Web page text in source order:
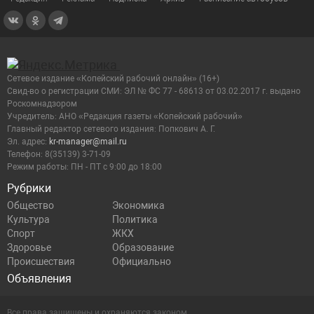
Рубрики
Общество
Экономика
Культура
Политика
Спорт
ЖКХ
Здоровье
Образование
Происшествия
Официально
Объявления
Сетевое издание «Копейский рабочий онлайн» (16+)
Cвид-во о регистрации СМИ: ЭЛ № ФС 77 - 68613 от 03.02.2017 г. выдано
Роскомнадзором
Учредитель: АНО «Редакция газеты «Копейский рабочий»
Главный редактор сетевого издания: Попкович А. Г.
Эл. адрес: kr-manager@mail.ru
Телефон: 8(35139) 3-71-09
Режим работы: ПН - ПТ с 9:00 до 18:00